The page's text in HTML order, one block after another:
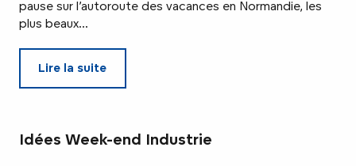
pause sur l’autoroute des vacances en Normandie, les
plus beaux...
Lire la suite
Idées Week-end Industrie